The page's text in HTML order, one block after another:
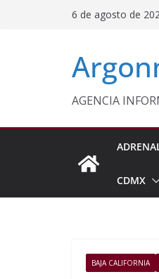
6 de agosto de
AGENCIA
CDMX
BAJA CALIFORNIA